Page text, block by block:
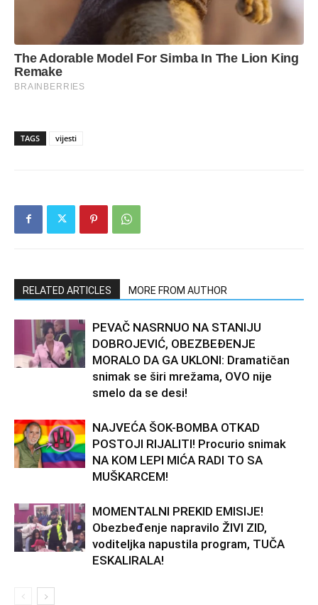
TAGS vijesti
RELATED ARTICLES MORE FROM AUTHOR
PEVAČ NASRNUO NA STANIJU
DOBROJEVIĆ, OBEZBEĐENJE
MORALO DA GA UKLONI: Dramatičan
snimak se širi mrežama, OVO nije
smelo da se desi!
NAJVEĆA ŠOK-BOMBA OTKAD
POSTOJI RIJALITI! Procurio snimak
NA KOM LEPI MIĆA RADI TO SA
MUŠKARCEM!
MOMENTALNI PREKID EMISIJE!
Obezbeđenje napravilo ŽIVI ZID,
voditeljka napustila program, TUČA
ESKALIRALA!